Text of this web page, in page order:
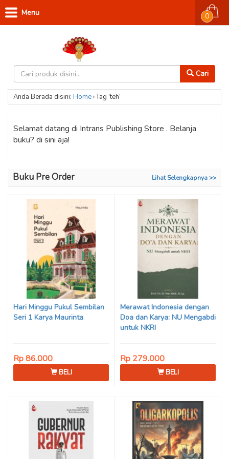
Cari
0
Menu
Anda Berada disini: Home›Tag ‘teh’
Selamat datang di Intrans Publishing Store . Belanja
buku? di sini aja!
Buku Pre Order Lihat Selengkapnya >>
Hari Minggu Pukul Sembilan
Seri 1 Karya Maurinta
Rp 86.000
BELI
Merawat Indonesia dengan
Doa dan Karya: NU Mengabdi
untuk NKRI
Rp 279.000
BELI